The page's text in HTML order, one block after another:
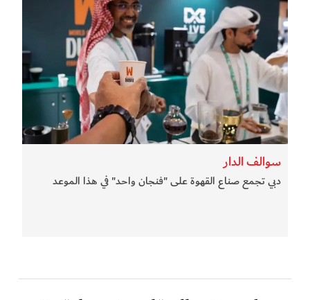
سوالف الدار
دبي تجمع صناع القهوة على "فنجان واحد" في هذا الموعد